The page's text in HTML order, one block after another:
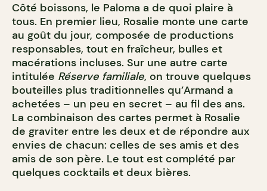
Côté boissons, le Paloma a de quoi plaire à
tous. En premier lieu, Rosalie monte une carte
au goût du jour, composée de productions
responsables, tout en fraîcheur, bulles et
macérations incluses. Sur une autre carte
intitulée Réserve familiale, on trouve quelques
bouteilles plus traditionnelles qu’Armand a
achetées – un peu en secret – au fil des ans.
La combinaison des cartes permet à Rosalie
de graviter entre les deux et de répondre aux
envies de chacun: celles de ses amis et des
amis de son père. Le tout est complété par
quelques cocktails et deux bières.